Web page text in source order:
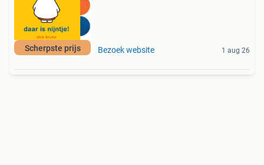
Scherpste prijs Bezoek website 1 aug 26